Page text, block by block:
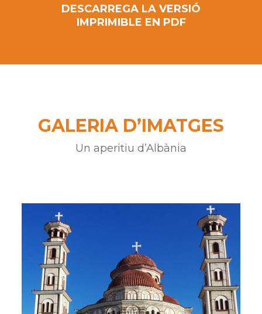
DESCARREGA LA VERSIÓ
IMPRIMIBLE EN PDF
GALERIA D’IMATGES
Un aperitiu d’Albània